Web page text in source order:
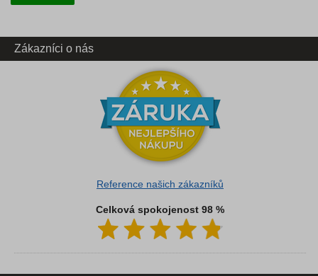
Zákazníci o nás
Reference našich zákazníků
Celková spokojenost 98 %